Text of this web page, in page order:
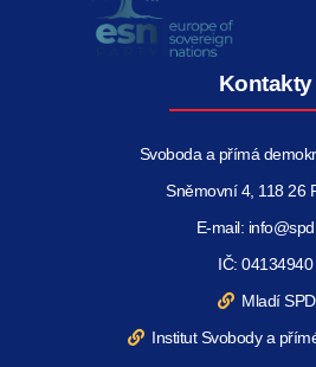
Kontakty
Svoboda a přímá
Sněmovní 4, 118 26
E-mail:
IČ: 04134940
Mladí SPD
Institut Svobody a